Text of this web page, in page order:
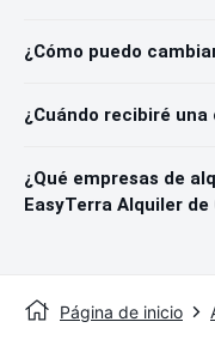
¿Cómo puedo
¿Cuándo recibiré
¿Qué empresas de
EasyTerra Alquiler
Página de inicio